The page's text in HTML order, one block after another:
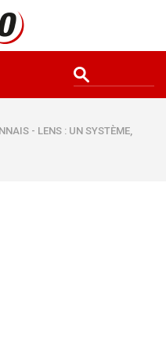
- LENS : UN SYSTÈME,